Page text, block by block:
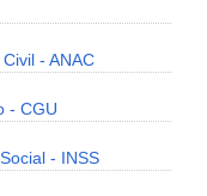
- ANAC
- CGU
- INSS